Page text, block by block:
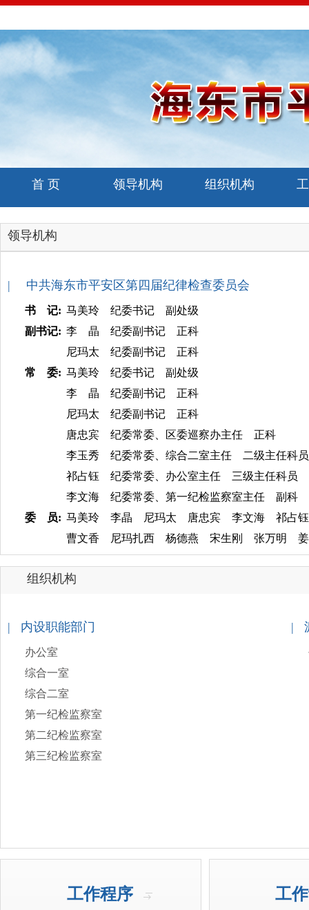
首 页 领导机构 组织机构
领导机构
| 中共海东市平安区第四届纪律检查委员会
书 记: 马美玲 纪委书记 副处级
副书记: 李 晶 纪委副书记 正科
尼玛太 纪委副书记 正科
常 委: 马美玲 纪委书记 副处级
李 晶 纪委副书记 正科
尼玛太 纪委副书记 正科
唐忠宾 纪委常委、区委巡察办主任 正科
李玉秀 纪委常委、综合二室主任 二级主任科员
祁占钰 纪委常委、办公室主任 三级主任科员
李文海 纪委常委、第一纪检监察室主任 副科
委 员: 马美玲 李晶 尼玛太 唐忠宾 李文海 祁占
曹文香 尼玛扎西 杨德燕 宋生刚 张万明 姜
组织机构
| 内设职能部门
办公室
综合一室
综合二室
第一纪检监察室
第二纪检监察室
第三纪检监察室
|
工作程序 工